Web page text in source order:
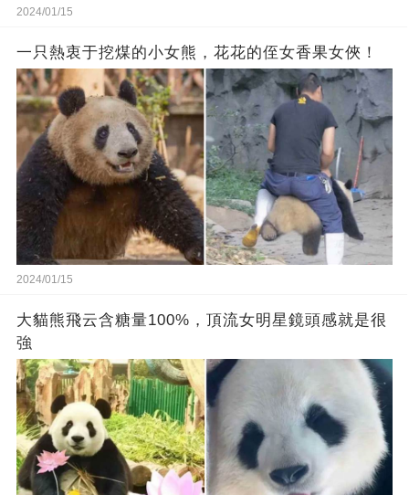
2024/01/15
一只熱衷于挖煤的小女熊，花花的侄女香果女俠！
2024/01/15
大貓熊飛云含糖量100%，頂流女明星鏡頭感就是很
強